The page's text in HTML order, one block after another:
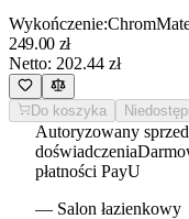
Wykończenie:Chrom
249.00 zł
Netto: 202.44 zł
Do koszyka
Autoryzowany
doświadczenia
płatności PayU
— Salon łazienkowy